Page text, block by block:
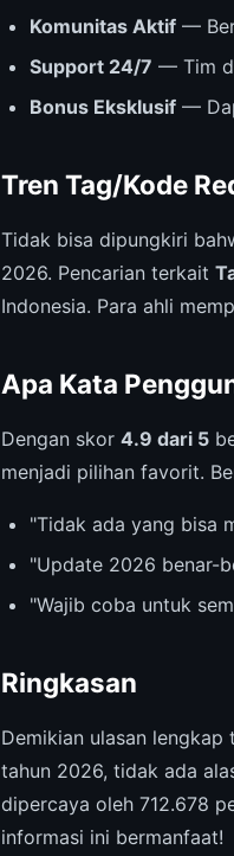
Komunitas Aktif —
Support 24/7 — Tim
Bonus Eksklusif —
Tren Tag/Kode
Tidak bisa dipungkiri
2026. Pencarian terkait
Indonesia. Para ahli
Apa Kata
Dengan skor 4.9 dari 5
menjadi pilihan favorit.
"Tidak ada yang bisa
"Update 2026 benar-
"Wajib coba untuk
Ringkasan
Demikian ulasan lengkap
tahun 2026, tidak ada
dipercaya oleh 712.678
informasi ini bermanfaat!